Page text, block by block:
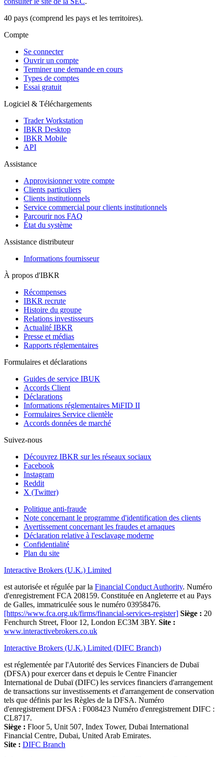
40 pays (comprend les pays et les territoires).
Compte
Se connecter
Ouvrir un compte
Terminer une demande en cours
Types de comptes
Essai gratuit
Logiciel & Téléchargements
Trader Workstation
IBKR Desktop
IBKR Mobile
API
Assistance
Approvisionner votre compte
Clients particuliers
Clients institutionnels
Service commercial pour clients institutionnels
Parcourir nos FAQ
État du système
Assistance distributeur
Informations fournisseur
À propos d'IBKR
Récompenses
IBKR recrute
Histoire du groupe
Relations investisseurs
Actualité IBKR
Presse et médias
Rapports réglementaires
Formulaires et déclarations
Guides de service IBUK
Accords Client
Déclarations
Informations réglementaires MiFID II
Formulaires Service clientèle
Accords données de marché
Suivez-nous
Découvrez IBKR sur les réseaux sociaux
Facebook
Instagram
Reddit
X (Twitter)
Politique anti-fraude
Note concernant le programme d'identification des clients
Avertissement concernant les fraudes et arnaques
Déclaration relative à l'esclavage moderne
Confidentialité
Plan du site
Interactive Brokers (U.K.) Limited
est autorisée et régulée par la Financial Conduct Authority. Numéro
d'enregistrement FCA 208159. Constituée en Angleterre et au Pays
de Galles, immatriculée sous le numéro 03958476.
[https://www.fca.org.uk/firms/financial-services-register] Siège : 20
Fenchurch Street, Floor 12, London EC3M 3BY. Site :
www.interactivebrokers.co.uk
Interactive Brokers (U.K.) Limited (DIFC Branch)
est réglementée par l'Autorité des Services Financiers de Dubaï
(DFSA) pour exercer dans et depuis le Centre Financier
International de Dubaï (DIFC) les services financiers d'arrangement
de transactions sur investissements et d'arrangement de conservation
tels que définis par les Règles de la DFSA. Numéro
d'enregistrement DFSA : F008423 Numéro d'enregistrement DIFC :
CL8717.
Siège : Floor 5, Unit 507, Index Tower, Dubai International
Financial Centre, Dubai, United Arab Emirates.
Site : DIFC Branch